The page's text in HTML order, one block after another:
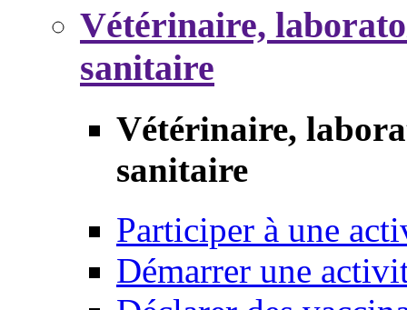
Vétérinaire,
sanitaire
Vétérinaire,
sanitaire
Participer à une
Démarrer une